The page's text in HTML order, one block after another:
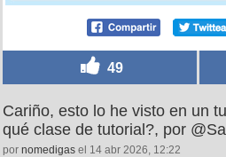
49
Cariño, esto lo he visto en un
qué clase de tutorial?, por
por nomedigas el 14 abr 2026, 12:22